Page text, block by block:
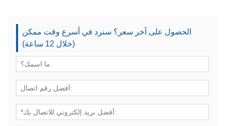
الحصول على آخر سعر؟ سنرد في أسرع وقت ممكن
(خلال 12 ساعة)